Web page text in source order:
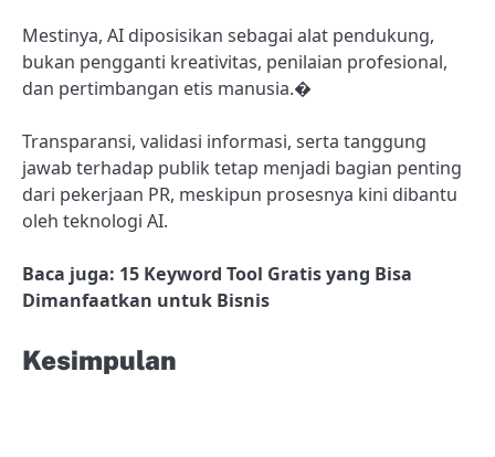
Mestinya, AI diposisikan sebagai alat pendukung,
bukan pengganti kreativitas, penilaian profesional,
dan pertimbangan etis manusia.�
Transparansi, validasi informasi, serta tanggung
jawab terhadap publik tetap menjadi bagian penting
dari pekerjaan PR, meskipun prosesnya kini dibantu
oleh teknologi AI.
Baca juga: 15 Keyword Tool Gratis yang Bisa
Dimanfaatkan untuk Bisnis
Kesimpulan